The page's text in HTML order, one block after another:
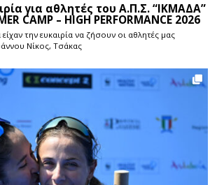
για αθλητές του Α.Π.Σ. “ΙΚΜΑΔΑ”
CAMP – HIGH PERFORMANCE 2026
την ευκαιρία να ζήσουν οι αθλητές μας
Νίκος, Τσάκας